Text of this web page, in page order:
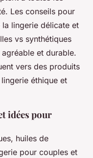
Les conseils pour
la lingerie délicate et
vs synthétiques
et durable.
vers des produits
éthique et
idées pour
huiles de
pour couples et